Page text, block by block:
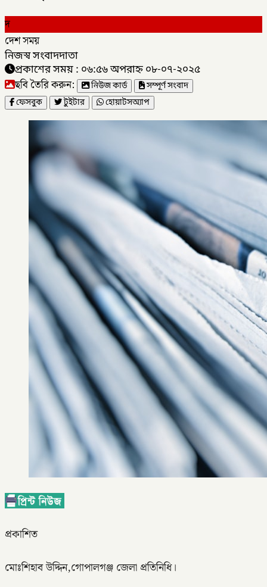
দ
দেশ সময়
নিজস্ব সংবাদদাতা
প্রকাশের সময় : ০৬:৫৬ অপরাহ্ন ০৮-০৭-২০২৫
ছবি তৈরি করুন: নিউজ কার্ড
সম্পূর্ণ সংবাদ
ফেসবুক
টুইটার হোয়াটসঅ্যাপ
প্রকাশিত
মোঃশিহাব উদ্দিন,গোপালগঞ্জ জেলা প্রতিনিধি।